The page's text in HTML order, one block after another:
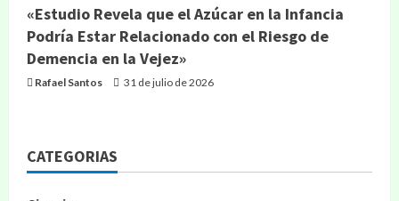
«Estudio Revela que el Azúcar en la Infancia
Podría Estar Relacionado con el Riesgo de
Demencia en la Vejez»
Rafael Santos 31 de julio de 2026
CATEGORIAS